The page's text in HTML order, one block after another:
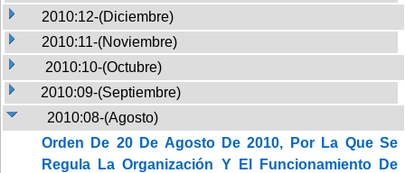
2010:12-(Diciembre)
2010:11-(Noviembre)
2010:10-(Octubre)
2010:09-(Septiembre)
2010:08-(Agosto)
Orden De 20 De Agosto De 2010, Por La Que Se
Regula La Organización Y El Funcionamiento De